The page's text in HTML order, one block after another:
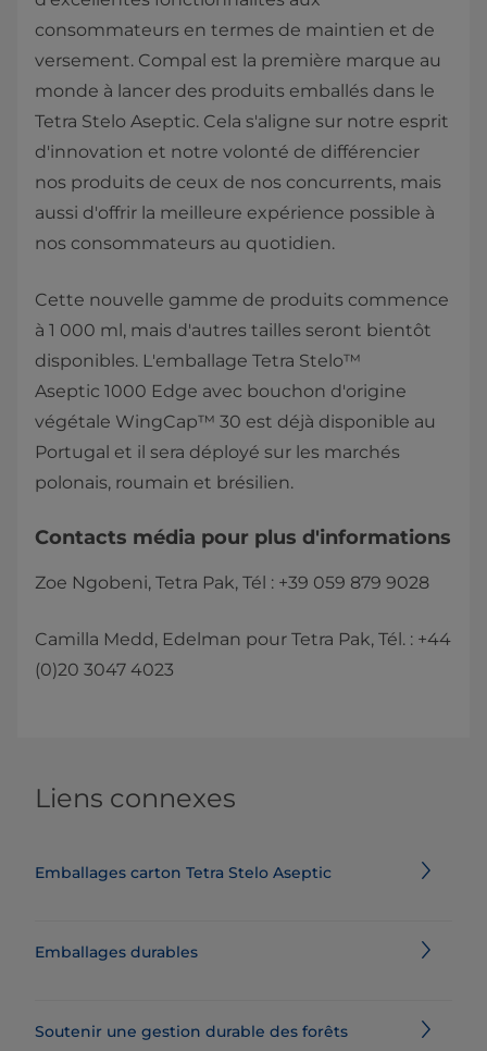
consommateurs en termes de maintien et de
versement. Compal est la première marque au
monde à lancer des produits emballés dans le
Tetra Stelo Aseptic. Cela s'aligne sur notre esprit
d'innovation et notre volonté de différencier
nos produits de ceux de nos concurrents, mais
aussi d'offrir la meilleure expérience possible à
nos consommateurs au quotidien.
Cette nouvelle gamme de produits commence
à 1 000 ml, mais d'autres tailles seront bientôt
disponibles. L'emballage Tetra Stelo™
Aseptic 1000 Edge avec bouchon d'origine
végétale WingCap™ 30 est déjà disponible au
Portugal et il sera déployé sur les marchés
polonais, roumain et brésilien.
Contacts média pour plus d'informations​
Zoe Ngobeni, Tetra Pak, Tél : +39 059 879 9028
Camilla Medd, Edelman pour Tetra Pak, Tél. : +44
(0)20 3047 4023
Liens connexes
Emballages carton Tetra Stelo Aseptic
Emballages durables
Soutenir une gestion durable des forêts